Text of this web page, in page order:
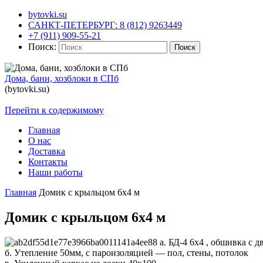
bytovki.su
САНКТ-ПЕТЕРБУРГ: 8 (812) 9263449
+7 (911) 909-55-21
Поиск:
Поиск
Дома, бани, хозблоки в СПб
(bytovki.su)
Перейти к содержимому
Главная
О нас
Доставка
Контакты
Наши работы
Главная Домик с крыльцом 6х4 м
Домик с крыльцом 6х4 м
а. БД-4 6х4 , обшивка с
б. Утепление 50мм, с пароизоляцией — пол, стены, потолок